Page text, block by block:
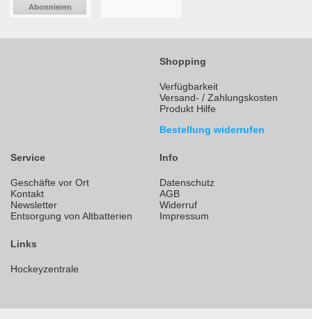
Abonnieren
Shopping
Verfügbarkeit
Versand- / Zahlungskosten
Produkt Hilfe
Bestellung widerrufen
Service
Geschäfte vor Ort
Kontakt
Newsletter
Entsorgung von Altbatterien
Info
Datenschutz
AGB
Widerruf
Impressum
Links
Hockeyzentrale